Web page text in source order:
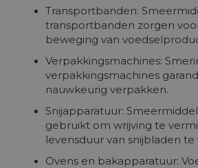
Transportbanden:
transportbanden zorgen
beweging van
Verpakkingsmachines:
verpakkingsmachines
nauwkeurig verpakken.
Snijapparatuur:
gebruikt om wrijving te
levensduur van snijbladen te
Ovens en bakapparatuur: